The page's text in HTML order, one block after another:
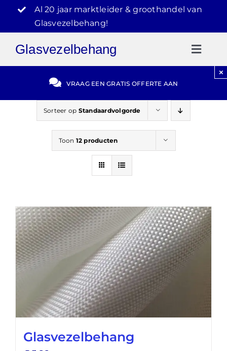
inhoud
Al 20 jaar marktleider & groothandel van
Glasvezelbehang!
Glasvezelbehang
Gratis Offerte
Video Reviews
VRAAG EEN GRATIS OFFERTE AAN
×
Sorteer op Standaardvolgorde
Toon 12 producten
Glasvezelbehang